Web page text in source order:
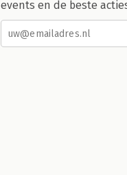
events en de beste